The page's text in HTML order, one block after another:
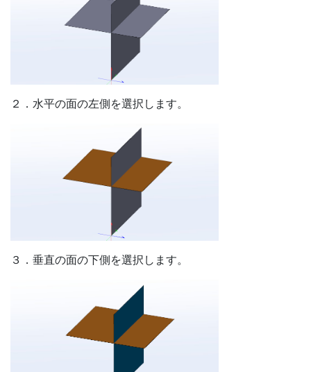
２．水平の面の左側を選択します。
３．垂直の面の下側を選択します。